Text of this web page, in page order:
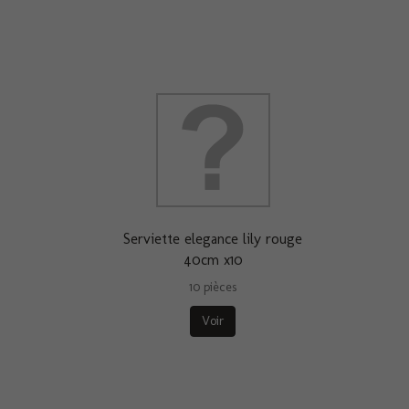
Serviette elegance lily rouge
40cm x10
10 pièces
Voir